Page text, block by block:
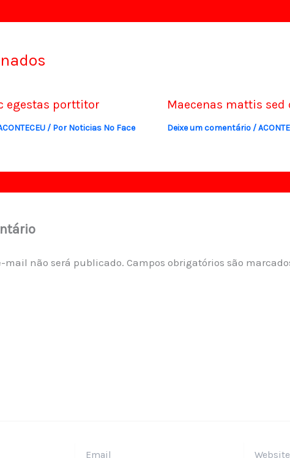
egestas porttitor
/ Por Noticias No Face
Maecenas mattis sed
Deixe um comentário /
mail não será publicado. Campos obrigatórios são